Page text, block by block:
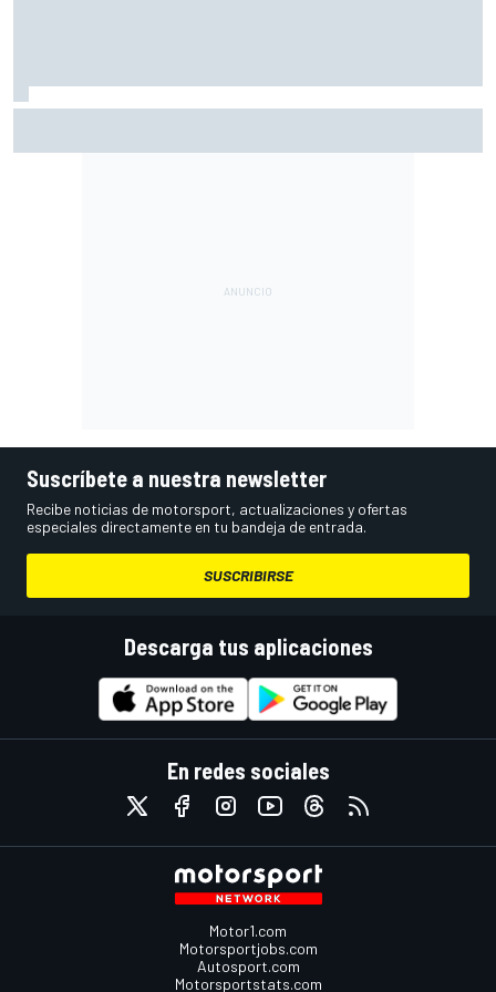
Suscríbete a nuestra newsletter
Recibe noticias de motorsport, actualizaciones y ofertas
especiales directamente en tu bandeja de entrada.
SUSCRIBIRSE
Descarga tus aplicaciones
En redes sociales
Motor1.com
Motorsportjobs.com
Autosport.com
Motorsportstats.com